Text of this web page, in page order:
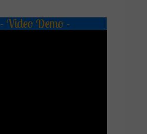
- Video Demo -